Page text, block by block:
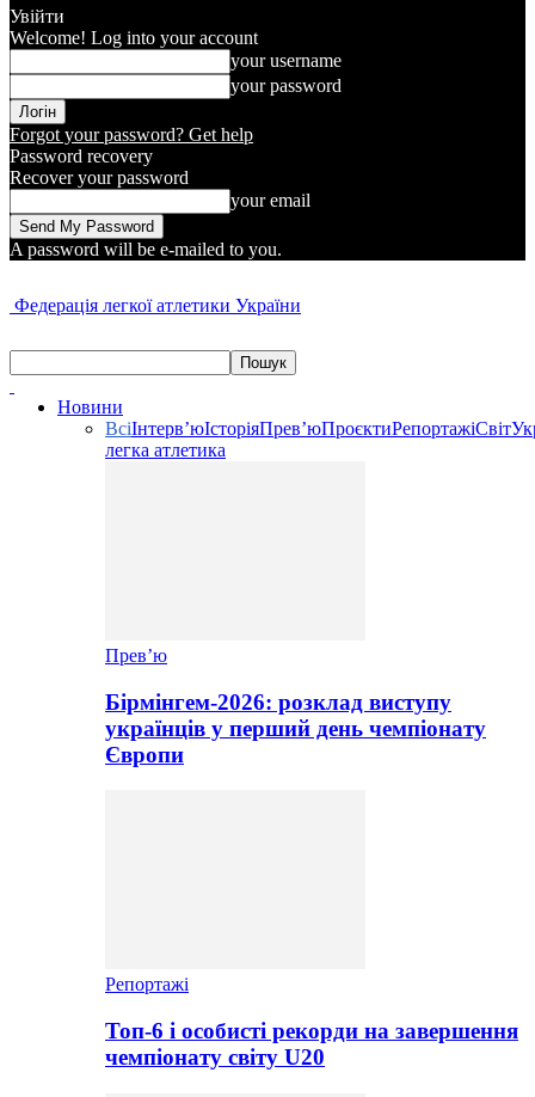
Увійти
Welcome! Log into your account
your username
your password
Forgot your password? Get help
Password recovery
Recover your password
your email
A password will be e-mailed to you.
Федерація легкої атлетики України
Новини
ВсіІнтерв’юІсторіяПрев’юПроєктиРепортажіСвіт
легка атлетика
Прев’ю
Бірмінгем-2026: розклад виступу
українців у перший день чемпіонату
Європи
Репортажі
Топ-6 і особисті рекорди на завершення
чемпіонату світу U20